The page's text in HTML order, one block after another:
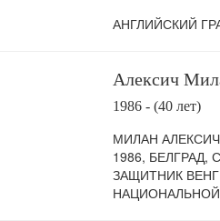
АНГЛИЙСКИЙ
Алексич
1986 - (40 лет)
МИЛАН
1986,
ЗАЩИТНИК